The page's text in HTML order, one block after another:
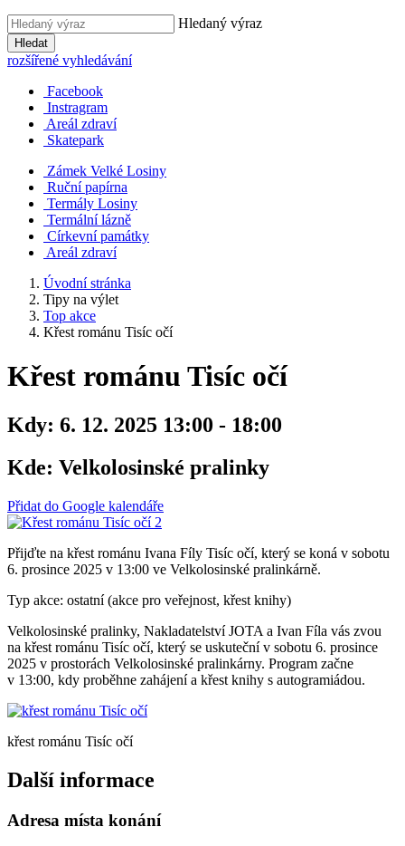
Hledaný výraz
Hledat
rozšířené vyhledávání
Facebook
Instragram
Areál zdraví
Skatepark
Zámek Velké Losiny
Ruční papírna
Termály Losiny
Termální lázně
Církevní památky
Areál zdraví
Úvodní stránka
Tipy na výlet
Top akce
Křest románu Tisíc očí
Křest románu Tisíc očí
Kdy: 6. 12. 2025 13:00 - 18:00
Kde: Velkolosinské pralinky
Přidat do Google kalendáře
Přijďte na křest románu Ivana Fíly Tisíc očí, který se koná v sobotu
6. prosince 2025 v 13:00 ve Velkolosinské pralinkárně.
Typ akce: ostatní (akce pro veřejnost, křest knihy)
Velkolosinské pralinky, Nakladatelství JOTA a Ivan Fíla vás zvou
na křest románu Tisíc očí, který se uskuteční v sobotu 6. prosince
2025 v prostorách Velkolosinské pralinkárny. Program začne
v 13:00, kdy proběhne zahájení a křest knihy s autogramiádou.
křest románu Tisíc očí
Další informace
Adresa místa konání